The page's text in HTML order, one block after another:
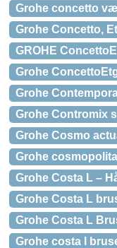
Grohe concetto
Grohe Concetto,
GROHE
Grohe
Grohe
Grohe Contromix
Grohe Cosmo
Grohe
Grohe Costa L –
Grohe Costa L
Grohe Costa L
Grohe costa l